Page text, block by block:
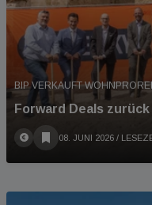
BIP VERKAUFT
Forward Deals zurück
08. JUNI 2026 /